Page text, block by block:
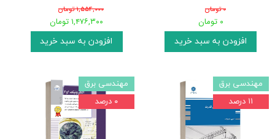
۰ تومان
۰ تومان
افزودن به سبد خرید
۱,۵۵۴,۰۰۰ تومان
۱,۴۷۶,۳۰۰ تومان
افزودن به سبد خرید
مهندسی برق
۱۱ درصد
مهندسی برق
۰ درصد